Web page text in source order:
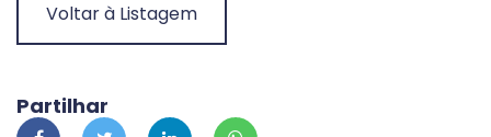
Voltar à Listagem
Partilhar